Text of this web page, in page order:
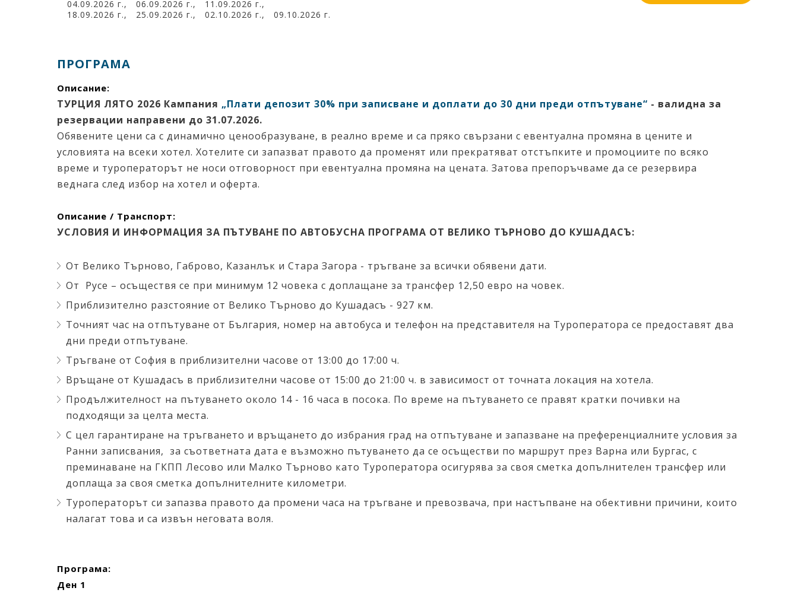
04.09.2026 г., 06.09.2026 г., 11.09.2026 г.,
18.09.2026 г., 25.09.2026 г., 02.10.2026 г., 09.10.2026 г.
ПРОГРАМА
Описание:
ТУРЦИЯ ЛЯТО 2026 Кампания „Плати депозит 30% при записване и доплати до 30 дни преди отпътуване“ - валидна за
резервации направени до 31.07.2026.
Обявените цени са с динамично ценообразуване, в реално време и са пряко свързани с евентуална промяна в цените и
условията на всеки хотел. Хотелите си запазват правото да променят или прекратяват отстъпките и промоциите по всяко
време и туроператорът не носи отговорност при евентуална промяна на цената. Затова препоръчваме да се резервира
веднага след избор на хотел и оферта.
Описание / Транспорт:
УСЛОВИЯ И ИНФОРМАЦИЯ ЗА ПЪТУВАНЕ ПО АВТОБУСНА ПРОГРАМА ОТ ВЕЛИКО ТЪРНОВО ДО КУШАДАСЪ:
От Велико Търново, Габрово, Казанлък и Стара Загора - тръгване за всички обявени дати.
От Русе – осъществя се при минимум 12 човека с доплащане за трансфер 12,50 евро на човек.
Приблизително разстояние от Велико Търново до Кушадасъ - 927 км.
Точният час на отпътуване от България, номер на автобуса и телефон на представителя на Tуроператора се предоставят два
дни преди отпътуване.
Тръгване от София в приблизителни часове от 13:00 до 17:00 ч.
Връщане от Кушадасъ в приблизителни часове от 15:00 до 21:00 ч. в зависимост от точната локация на хотела.
Продължителност на пътуването около 14 - 16 часа в посока. По време на пътуването се правят кратки почивки на
подходящи за целта места.
С цел гарантиране на тръгването и връщането до избрания град на отпътуване и запазване на преференциалните условия за
Ранни записвания, за съответната дата е възможно пътуването да се осъществи по маршрут през Варна или Бургас, с
преминаване на ГКПП Лесово или Малко Търново като Туроператора осигурява за своя сметка допълнителен трансфер или
доплаща за своя сметка допълнителните километри.
Туроператорът си запазва правото да промени часа на тръгване и превозвача, при настъпване на обективни причини, които
налагат това и са извън неговата воля.
Програма:
Ден 1